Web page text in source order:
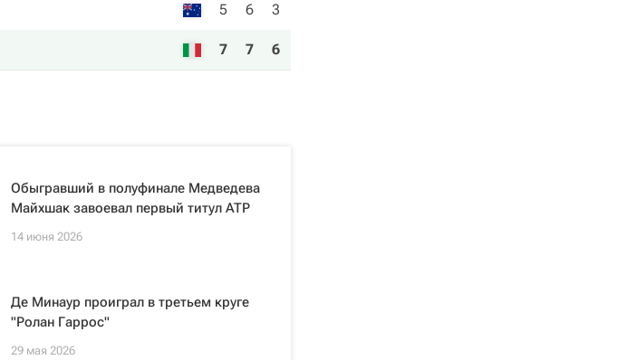
5 6 3
7 7 6
Обыгравший в полуфинале Медведева
Майхшак завоевал первый титул ATP
14 июня 2026
Де Минаур проиграл в третьем круге
"Ролан Гаррос"
29 мая 2026